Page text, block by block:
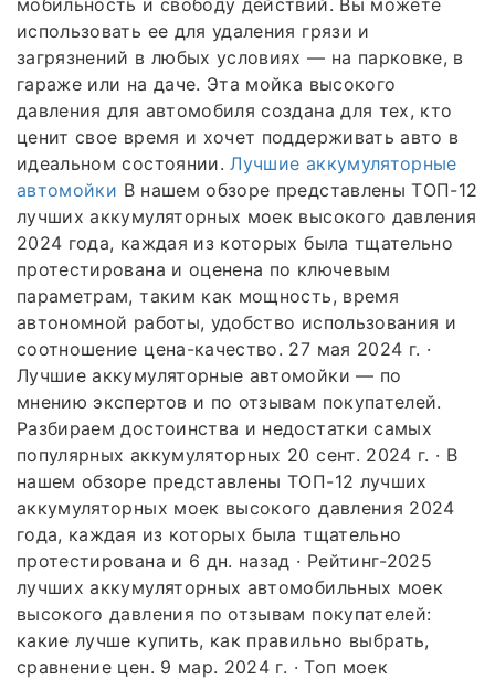
использовать ее для удаления грязи и
загрязнений в любых условиях — на парковке, в
гараже или на даче. Эта мойка высокого
давления для автомобиля создана для тех, кто
ценит свое время и хочет поддерживать авто в
идеальном состоянии.Лучшие аккумуляторные
автомойки В нашем обзоре представлены ТОП-12
лучших аккумуляторных моек высокого давления
2024 года, каждая из которых была тщательно
протестирована и оценена по ключевым
параметрам, таким как мощность, время
автономной работы, удобство использования и
соотношение цена-качество. 27 мая 2024 г. ·
Лучшие аккумуляторные автомойки — по
мнению экспертов и по отзывам покупателей.
Разбираем достоинства и недостатки самых
популярных аккумуляторных 20 сент. 2024 г. · В
нашем обзоре представлены ТОП-12 лучших
аккумуляторных моек высокого давления 2024
года, каждая из которых была тщательно
протестирована и 6 дн. назад · Рейтинг-2025
лучших аккумуляторных автомобильных моек
высокого давления по отзывам покупателей:
какие лучше купить, как правильно выбрать,
сравнение цен. 9 мар. 2024 г. · Топ моек